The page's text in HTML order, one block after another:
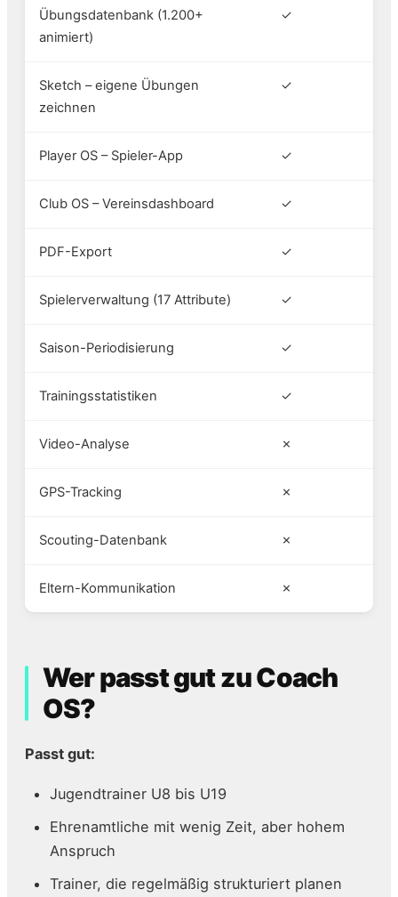
Übungsdatenbank (1.200+
animiert)
✓
Sketch – eigene Übungen
zeichnen
✓
Player OS – Spieler-App ✓
Club OS – Vereinsdashboard ✓
PDF-Export ✓
Spielerverwaltung (17 Attribute) ✓
Saison-Periodisierung ✓
Trainingsstatistiken ✓
Video-Analyse ✗
GPS-Tracking ✗
Scouting-Datenbank ✗
Eltern-Kommunikation ✗
Wer passt gut zu Coach
OS?
Passt gut:
Jugendtrainer U8 bis U19
Ehrenamtliche mit wenig Zeit, aber hohem
Anspruch
Trainer, die regelmäßig strukturiert planen